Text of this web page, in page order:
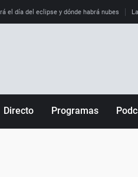
el día del eclipse y dónde habrá nubes
Directo Programas